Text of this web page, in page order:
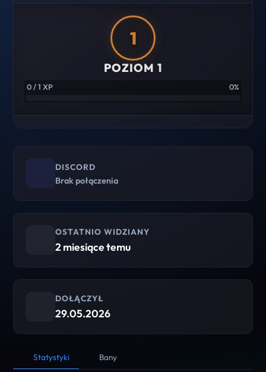
1
POZIOM 1
0 / 1 XP 0%
DISCORD
Brak połączenia
OSTATNIO WIDZIANY
2 miesiące temu
DOŁĄCZYŁ
29.05.2026
Statystyki Bany